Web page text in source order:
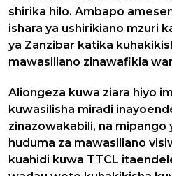
shirika hilo. Ambapo
ishara ya ushirikiano mzuri
ya Zanzibar katika
mawasiliano zinawafikia
Aliongeza kuwa ziara hiyo
kuwasilisha miradi
zinazowakabili, na mipango
huduma za mawasiliano
kuahidi kuwa TTCL